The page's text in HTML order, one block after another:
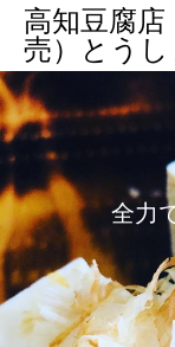
高知豆腐店
売）とう
全力